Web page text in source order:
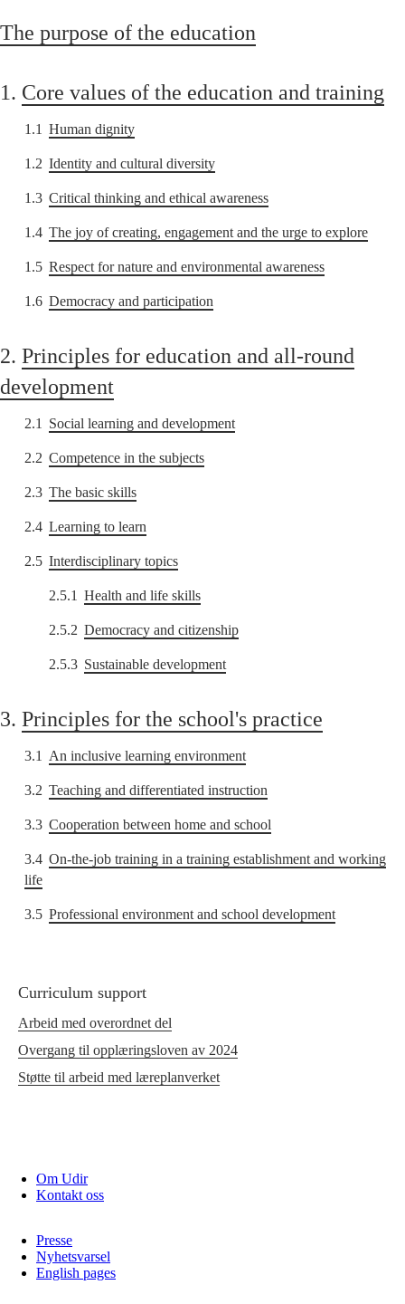
The purpose of the education
1. Core values of the education and training
1.1 Human dignity
1.2 Identity and cultural diversity
1.3 Critical thinking and ethical awareness
1.4 The joy of creating, engagement and the urge to explore
1.5 Respect for nature and environmental awareness
1.6 Democracy and participation
2. Principles for education and all-round
development
2.1 Social learning and development
2.2 Competence in the subjects
2.3 The basic skills
2.4 Learning to learn
2.5 Interdisciplinary topics
2.5.1 Health and life skills
2.5.2 Democracy and citizenship
2.5.3 Sustainable development
3. Principles for the school's practice
3.1 An inclusive learning environment
3.2 Teaching and differentiated instruction
3.3 Cooperation between home and school
3.4 On-the-job training in a training establishment and working
life
3.5 Professional environment and school development
Curriculum support
Arbeid med overordnet del
Overgang til opplæringsloven av 2024
Støtte til arbeid med læreplanverket
Om Udir
Kontakt oss
Presse
Nyhetsvarsel
English pages